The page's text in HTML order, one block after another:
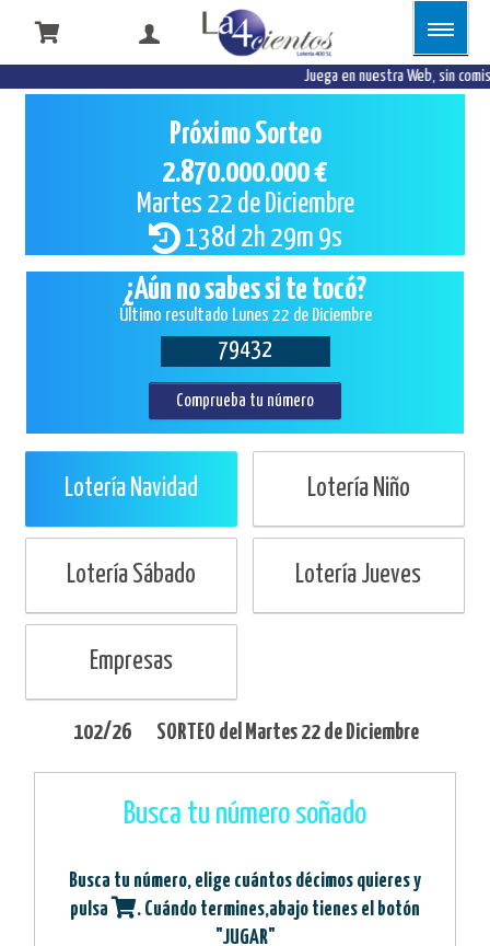
Juega en nuestra Web, sin
Próximo Sorteo
2.870.000.000 €
Martes 22 de Diciembre
138d 2h 29m 8s
¿Aún no sabes si te tocó?
Último resultado Lunes 22 de Diciembre
79432
Comprueba tu número
Lotería Navidad Lotería Niño
Lotería Sábado Lotería Jueves
Empresas
102/26 SORTEO del Martes 22 de Diciembre
Busca tu número soñado
Busca tu número, elige cuántos décimos quieres y
pulsa
. Cuándo termines,abajo tienes el botón
"JUGAR"